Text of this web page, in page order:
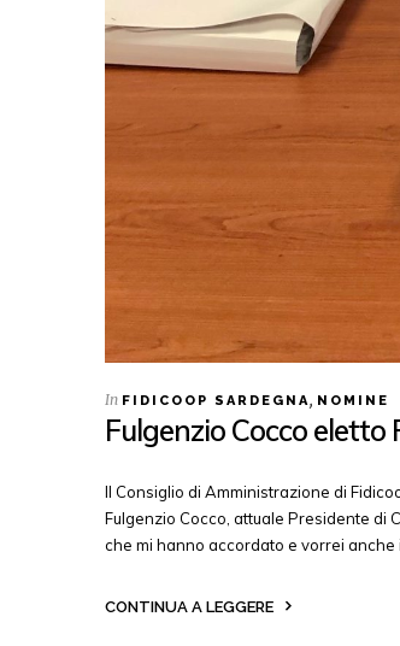
In FIDICOOP SARDEGNA , NOMINE
Fulgenzio Cocco
Il Consiglio di Amministrazione di
Fulgenzio Cocco, attuale Presidente di
che mi hanno accordato e vorrei
CONTINUA A LEGGERE